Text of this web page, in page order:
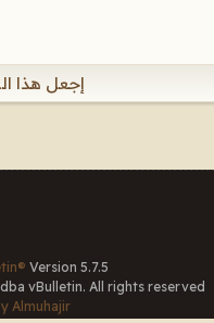
إجعل هذا
Version 5.7.5
vBulletin. All rights reserved.
Almuhajir